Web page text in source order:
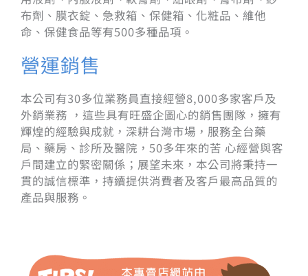
布劑、膜衣錠、急救箱、保健箱、化粧品、維他
命、保健食品等有500多種品項。
營運銷售
本公司有30多位業務員直接經營8,000多家客戶及
外銷業務 ，這些具有旺盛企圖心的銷售團隊，擁有
輝煌的經驗與成就，深耕台灣市場，服務全台藥
局、藥房、診所及醫院，50多年來的苦 心經營與客
戶間建立的緊密關係；展望未來，本公司將秉持一
貫的誠信標準，持續提供消費者及客戶最高品質的
產品與服務。